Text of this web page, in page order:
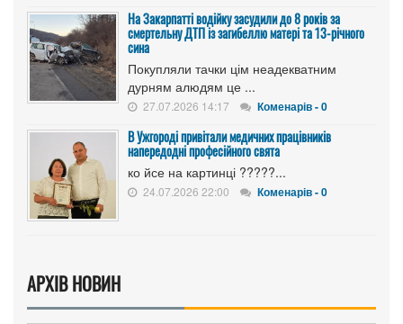
На Закарпатті водійку засудили до 8 років за
смертельну ДТП із загибеллю матері та 13-річного
сина
Покупляли тачки цім неадекватним
дурням алюдям це ...
27.07.2026 14:17 Коменарів - 0
В Ужгороді привітали медичних працівників
напередодні професійного свята
ко йсе на картинці ?????...
24.07.2026 22:00 Коменарів - 0
АРХІВ НОВИН